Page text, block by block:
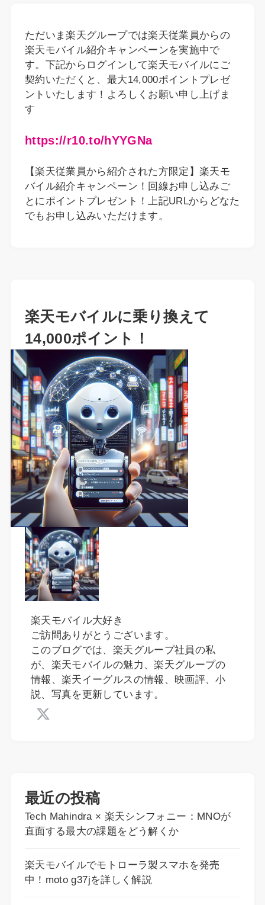
ただいま楽天グループでは楽天従業員からの
楽天モバイル紹介キャンペーンを実施中で
す。下記からログインして楽天モバイルにご
契約いただくと、最大14,000ポイントプレゼ
ントいたします！よろしくお願い申し上げま
す
https://r10.to/hYYGNa
【楽天従業員から紹介された方限定】楽天モ
バイル紹介キャンペーン！回線お申し込みご
とにポイントプレゼント！上記URLからどなた
でもお申し込みいただけます。
楽天モバイルに乗り換えて
14,000ポイント！
楽天モバイル大好き
ご訪問ありがとうございます。
このブログでは、楽天グループ社員の私
が、楽天モバイルの魅力、楽天グループの
情報、楽天イーグルスの情報、映画評、小
説、写真を更新しています。
最近の投稿
Tech Mahindra × 楽天シンフォニー：MNOが
直面する最大の課題をどう解くか
楽天モバイルでモトローラ製スマホを発売
中！moto g37jを詳しく解説